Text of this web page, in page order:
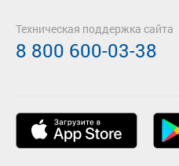
Техническая поддержка сайта
8 800 600-03-38